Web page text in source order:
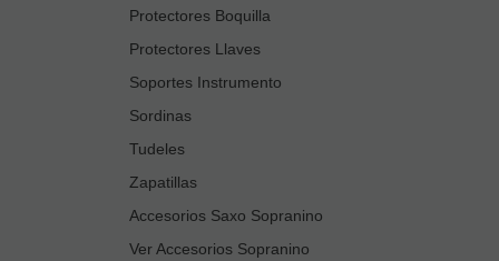
Protectores Boquilla
Protectores Llaves
Soportes Instrumento
Sordinas
Tudeles
Zapatillas
Accesorios Saxo Sopranino
Ver Accesorios Sopranino